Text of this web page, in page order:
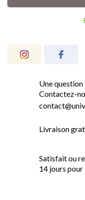
Une question
Contactez-
Livraison
Satisfait ou
14 jours pour